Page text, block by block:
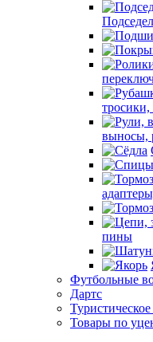
тросики,
выносы,
пины
Футбольные
Дартс
Товары по